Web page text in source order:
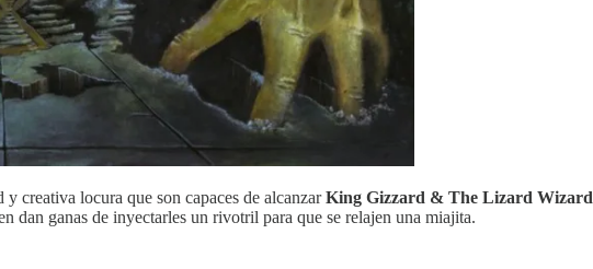
creativa locura que son capaces de alcanzarKing Gizzard & The Lizard Wizard
dan ganas de inyectarles un rivotril para que se relajen una miajita.